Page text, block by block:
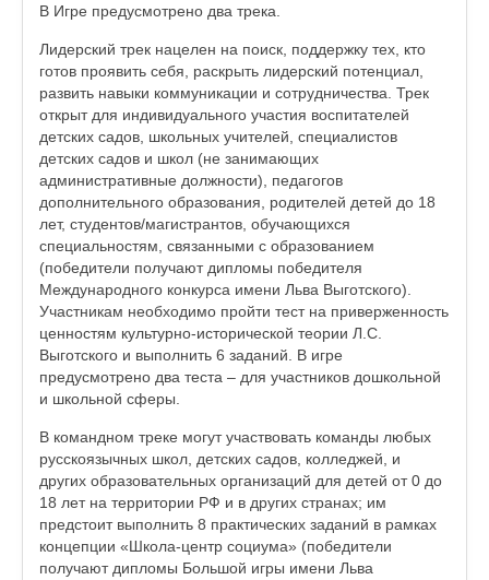
В Игре предусмотрено два трека.
Лидерский трек нацелен на поиск, поддержку тех, кто
готов проявить себя, раскрыть лидерский потенциал,
развить навыки коммуникации и сотрудничества. Трек
открыт для индивидуального участия воспитателей
детских садов, школьных учителей, специалистов
детских садов и школ (не занимающих
административные должности), педагогов
дополнительного образования, родителей детей до 18
лет, студентов/магистрантов, обучающихся
специальностям, связанными с образованием
(победители получают дипломы победителя
Международного конкурса имени Льва Выготского).
Участникам необходимо пройти тест на приверженность
ценностям культурно-исторической теории Л.С.
Выготского и выполнить 6 заданий. В игре
предусмотрено два теста – для участников дошкольной
и школьной сферы.
В командном треке могут участвовать команды любых
русскоязычных школ, детских садов, колледжей, и
других образовательных организаций для детей от 0 до
18 лет на территории РФ и в других странах; им
предстоит выполнить 8 практических заданий в рамках
концепции «Школа-центр социума» (победители
получают дипломы Большой игры имени Льва